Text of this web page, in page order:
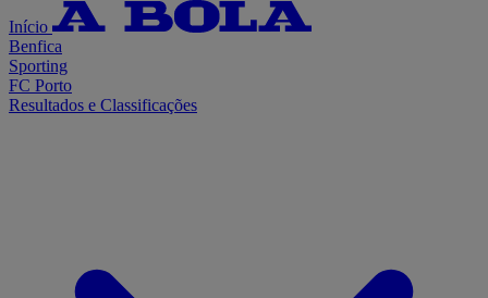
Início
Benfica
Sporting
FC Porto
Resultados e Classificações